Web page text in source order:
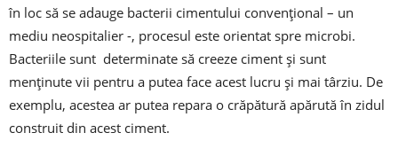
în loc să se adauge bacterii cimentului convenţional – un
mediu neospitalier -, procesul este orientat spre microbi.
Bacteriile sunt determinate să creeze ciment şi sunt
menţinute vii pentru a putea face acest lucru şi mai târziu. De
exemplu, acestea ar putea repara o crăpătură apărută în zidul
construit din acest ciment.